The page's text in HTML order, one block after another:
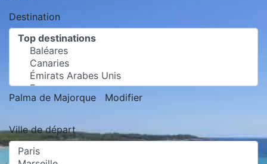
Destination
Palma de Majorque Modifier
Ville de départ